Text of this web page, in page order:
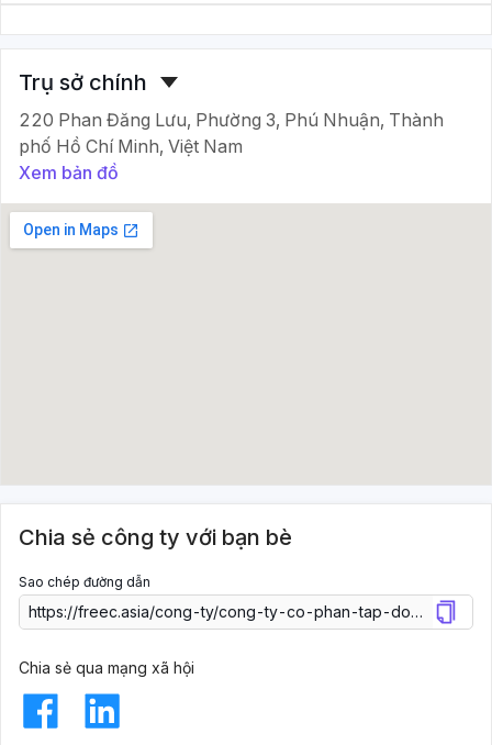
Trụ sở chính
220 Phan Đăng Lưu, Phường 3, Phú Nhuận, Thành
phố Hồ Chí Minh, Việt Nam
Xem bản đồ
Chia sẻ công ty với bạn bè
Sao chép đường dẫn
Chia sẻ qua mạng xã hội